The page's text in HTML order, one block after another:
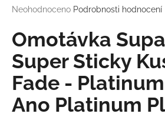
Průměrné
produktu
je
0,0
z
5
hvězdiček.
Neohodnoceno Podrobnosti hodnocení
Omotávka
Super Sticky
Fade -
Ano Platinum
a
j
í
t
?